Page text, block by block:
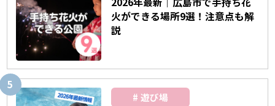
火ができる場所9選！注意点も解
説
遊び場